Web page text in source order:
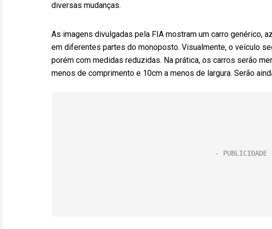
diversas mudanças.
As imagens divulgadas pela FIA mostram um carro genérico,
em diferentes partes do monoposto. Visualmente, o veículo
porém com medidas reduzidas. Na prática, os carros serão
menos de comprimento e 10cm a menos de largura. Serão